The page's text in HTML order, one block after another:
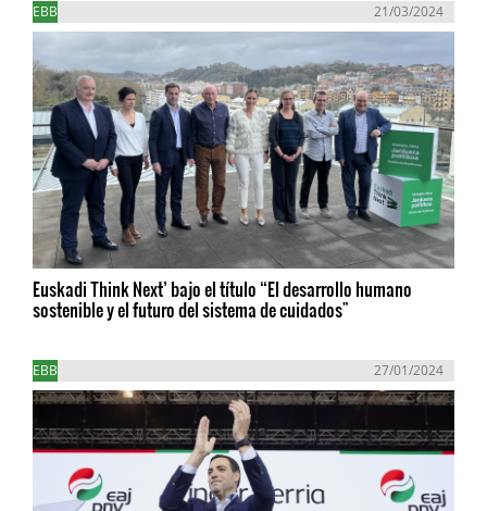
EBB 21/03/2024
Euskadi Think Next’ bajo el título “El desarrollo humano
sostenible y el futuro del sistema de cuidados"
EBB 27/01/2024